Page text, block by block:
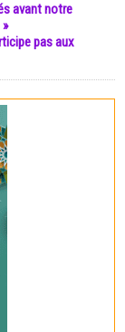
avant notre
pas aux